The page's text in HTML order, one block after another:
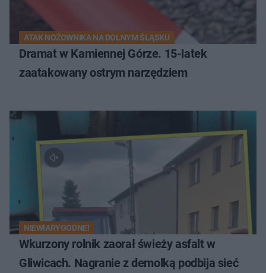
ATAK NOŻOWNIKA NA DOLNYM ŚLĄSKU
Dramat w Kamiennej Górze. 15-latek
zaatakowany ostrym narzędziem
NIEWIARYGODNE!
Wkurzony rolnik zaorał świeży asfalt w
Gliwicach. Nagranie z demolką podbija sieć